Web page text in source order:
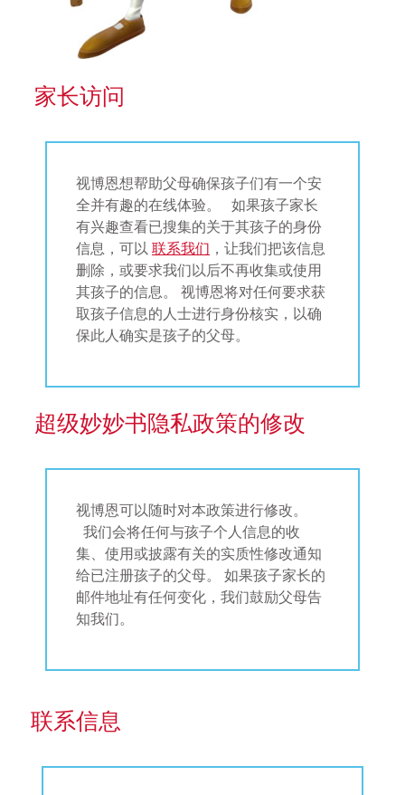
家长访问
视博恩想帮助父母确保孩子们有一个安
全并有趣的在线体验。 如果孩子家长
有兴趣查看已搜集的关于其孩子的身份
信息，可以联系我们 ，让我们把该信息
删除，或要求我们以后不再收集或使用
其孩子的信息。 视博恩将对任何要求获
取孩子信息的人士进行身份核实，以确
保此人确实是孩子的父母。
超级妙妙书隐私政策的修改
视博恩可以随时对本政策进行修改。
我们会将任何与孩子个人信息的收
集、使用或披露有关的实质性修改通知
给已注册孩子的父母。 如果孩子家长的
邮件地址有任何变化，我们鼓励父母告
知我们。
联系信息